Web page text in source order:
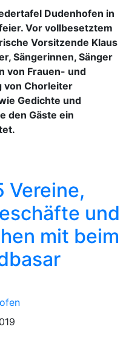
Dudenhofen in
Vor vollbesetztem
Vorsitzende Klaus
Sängerinnen, Sänger
von Frauen- und
von Chorleiter
Gedichte und
den Gäste ein
Vereine,
und
mit beim